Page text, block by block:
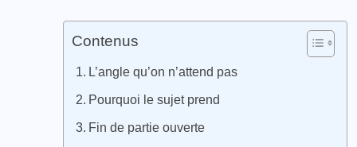
Contenus
L’angle qu’on n’attend pas
Pourquoi le sujet prend
Fin de partie ouverte